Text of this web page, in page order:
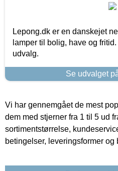
Lepong.dk er en danskejet
lamper til bolig, have og
udvalg.
Se udvalget
Vi har gennemgået de mest
dem med stjerner fra 1 til 5 ud
sortimentstørrelse,
betingelser, leveringsformer